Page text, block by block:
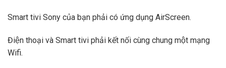
Smart tivi Sony của bạn phải có ứng dụng AirScreen.
Điện thoại và Smart tivi phải kết nối cùng chung một mạng
Wifi.